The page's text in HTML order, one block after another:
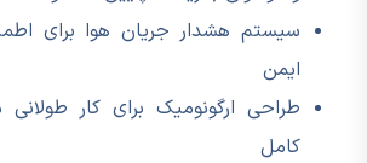
سیستم هشدار جریان هوا برای
ایمن
طراحی ارگونومیک برای کار
کامل